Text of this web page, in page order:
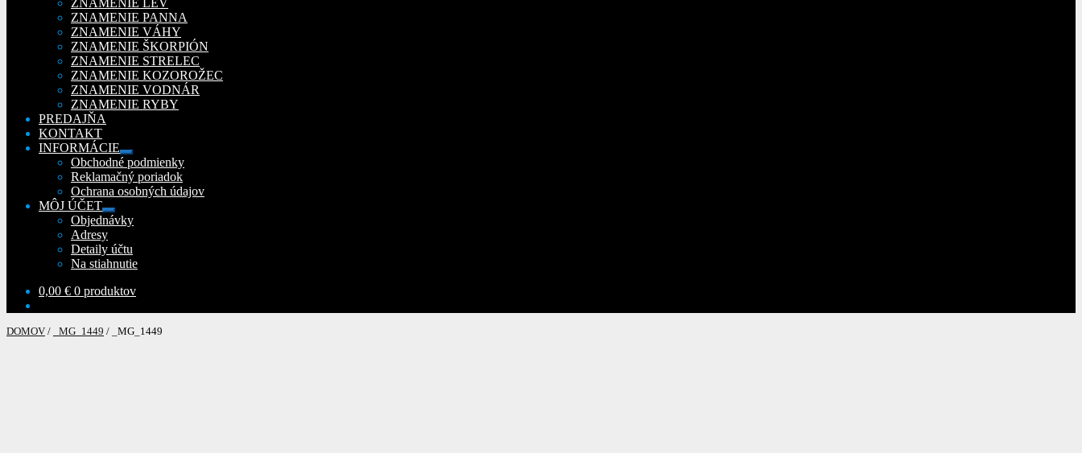
ZNAMENIE LEV
ZNAMENIE PANNA
ZNAMENIE VÁHY
ZNAMENIE ŠKORPIÓN
ZNAMENIE STRELEC
ZNAMENIE KOZOROŽEC
ZNAMENIE VODNÁR
ZNAMENIE RYBY
PREDAJŇA
KONTAKT
INFORMÁCIE
Rozbaliť
podradené
menu
Obchodné podmienky
Reklamačný poriadok
Ochrana osobných údajov
MÔJ ÚČET
Rozbaliť
podradené
Objednávky
Adresy
Detaily účtu
Na stiahnutie
0,00 € 0 produktov
DOMOV / _MG_1449 / _MG_1449